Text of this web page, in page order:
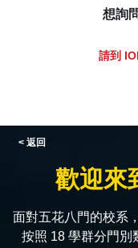
想詢
請到
< 返回
歡迎來
面對五花八門的校系
按照 18 學群分門別